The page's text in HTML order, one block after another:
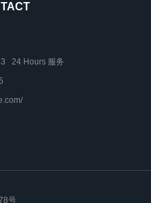
24 Hours 服务
号